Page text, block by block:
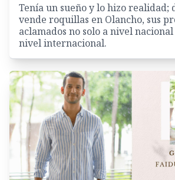
Tenía un sueño y lo hizo realidad;
vende roquillas en Olancho, sus
aclamados no solo a nivel
nivel internacional.